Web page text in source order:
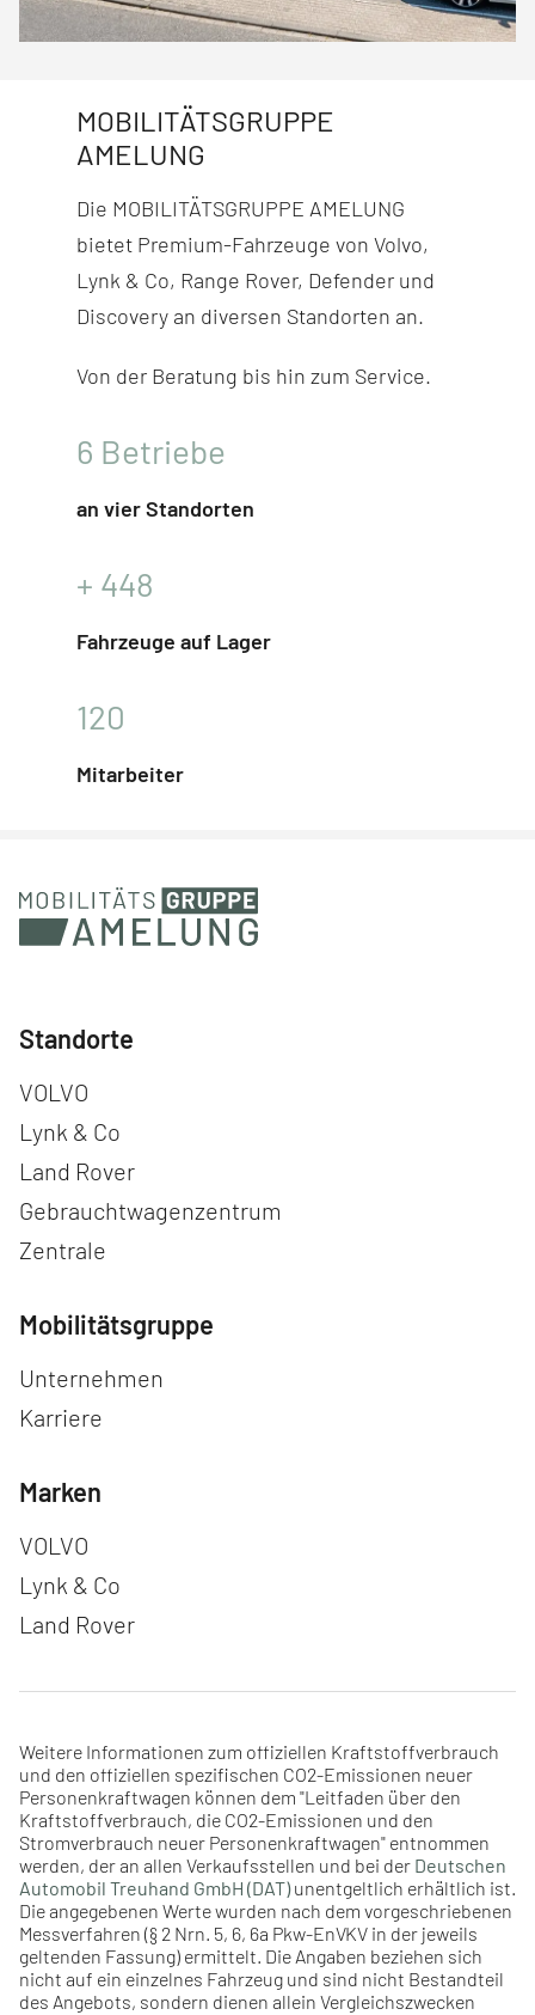
MOBILITÄTSGRUPPE
AMELUNG
Die MOBILITÄTSGRUPPE AMELUNG
bietet Premium-Fahr­zeuge von Volvo,
Lynk & Co, Range Rover, Defender und
Discovery an diversen Stand­orten an.
Von der Beratung bis hin zum Service.
6 Betriebe
an vier Standorten
+ 448
Fahrzeuge auf Lager
120
Mitarbeiter
Standorte
Navigation überspringen
VOLVO
Lynk & Co
Land Rover
Gebrauchtwagenzentrum
Zentrale
Mobilitätsgruppe
Navigation überspringen
Unternehmen
Karriere
Marken
Navigation überspringen
VOLVO
Lynk & Co
Land Rover
Weitere Informationen zum offiziellen Kraftstoffverbrauch
und den offiziellen spezifischen CO2-Emissionen neuer
Personenkraftwagen können dem "Leitfaden über den
Kraftstoffverbrauch, die CO2-Emissionen und den
Stromverbrauch neuer Personenkraftwagen" entnommen
werden, der an allen Verkaufsstellen und bei der Deutschen
Automobil Treuhand GmbH (DAT)unentgeltlich erhältlich ist.
Die angegebenen Werte wurden nach dem vorgeschriebenen
Messverfahren (§ 2 Nrn. 5, 6, 6a Pkw-EnVKV in der jeweils
geltenden Fassung) ermittelt. Die Angaben beziehen sich
nicht auf ein einzelnes Fahrzeug und sind nicht Bestandteil
des Angebots, sondern dienen allein Vergleichszwecken